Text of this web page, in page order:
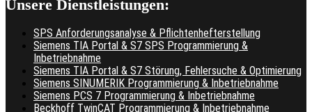
Unsere Dienstleistungen:
SPS Anforderungsanalyse & Pflichtenhefterstellung
Siemens TIA Portal & S7 SPS Programmierung &
Inbetriebnahme
Siemens TIA Portal & S7 Störung, Fehlersuche & Optimierung
Siemens SINUMERIK Programmierung & Inbetriebnahme
Siemens PCS 7 Programmierung & Inbetriebnahme
Beckhoff TwinCAT Programmierung & Inbetriebnahme